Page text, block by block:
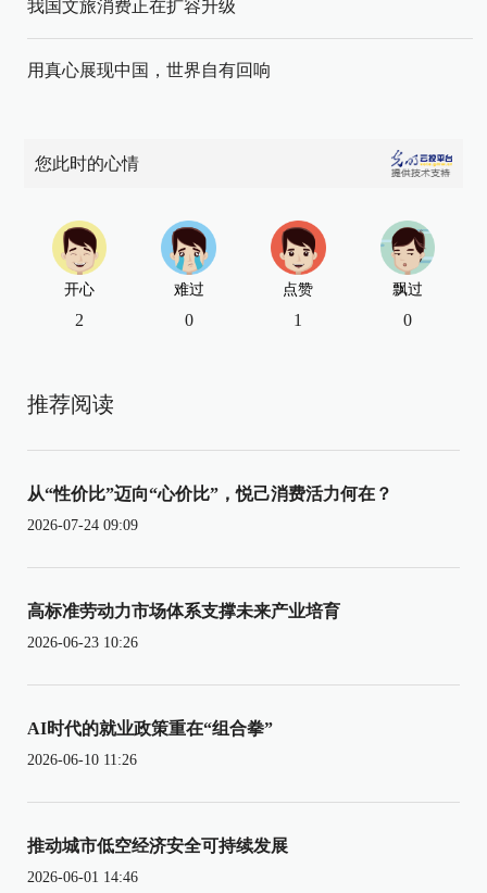
我国文旅消费正在扩容升级
用真心展现中国，世界自有回响
您此时的心情
开心
2
难过
0
点赞
1
飘过
0
推荐阅读
从“性价比”迈向“心价比”，悦己消费活力何在？
2026-07-24 09:09
高标准劳动力市场体系支撑未来产业培育
2026-06-23 10:26
AI时代的就业政策重在“组合拳”
2026-06-10 11:26
推动城市低空经济安全可持续发展
2026-06-01 14:46